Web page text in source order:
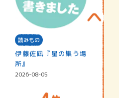
読みもの
伊藤佐凪『星の集う場
所』
2026-08-05